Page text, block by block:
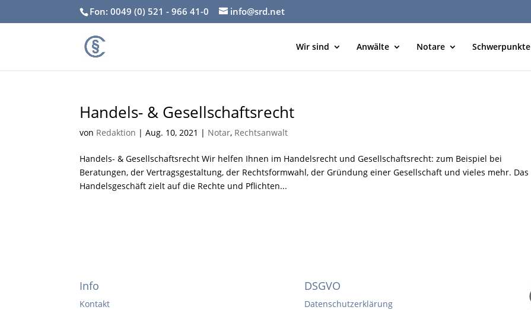
Fon: 0049 (0) 521 - 966 41-0 info@srd.net
Wir sind Anwälte Notare Schwerpunkte
Handels- & Gesellschaftsrecht
von Redaktion |Aug. 10, 2021 | Notar, Rechtsanwalt
Handels- & Gesellschaftsrecht Wir helfen Ihnen im Handelsrecht und Gesellschaftsrecht: zum Beispiel bei
Beratungen, der Vertragsgestaltung, der Rechtsformwahl, der Gründung einer Gesellschaft und vieles mehr. Das
Handelsgeschäft zielt auf die Rechte und Pflichten...
Info
Kontakt
DSGVO
Datenschutzerklärung